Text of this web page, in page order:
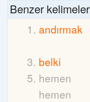
Benzer kelimeler
andırmak
belki
hemen
hemen